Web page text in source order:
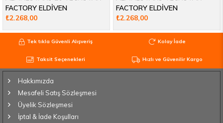
FACTORY ELDİVEN
₺2.268,00
FACTORY ELDİVEN
₺2.268,00
Tek tıkla Güvenli Alışveriş Kolay İade
Taksit Seçenekleri Hızlı ve Güvenilir Kargo
Hakkımızda
Mesafeli Satış Sözleşmesi
Üyelik Sözleşmesi
İptal & İade Koşulları